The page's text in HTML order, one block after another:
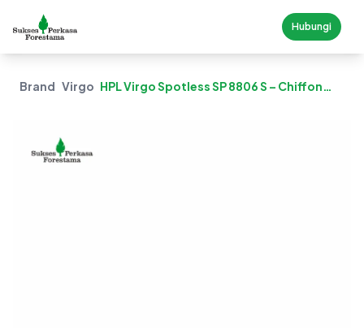
Hubungi
Brand Virgo HPL Virgo Spotless SP 8806 S – Chiffon